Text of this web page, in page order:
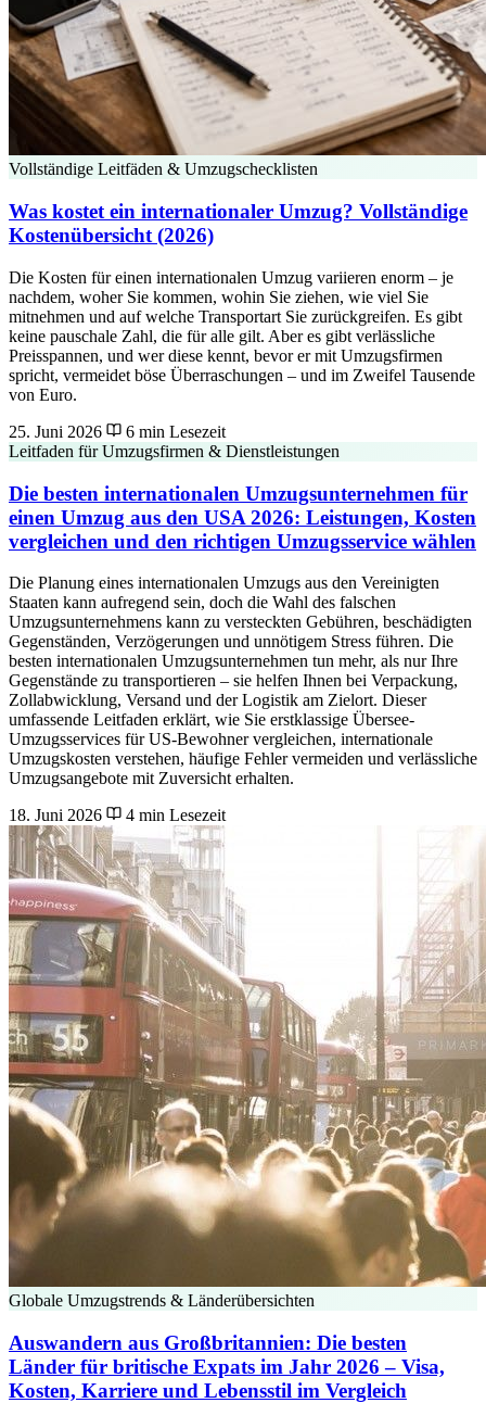
Vollständige Leitfäden & Umzugschecklisten
Was kostet ein internationaler Umzug? Vollständige
Kostenübersicht (2026)
Die Kosten für einen internationalen Umzug variieren enorm – je
nachdem, woher Sie kommen, wohin Sie ziehen, wie viel Sie
mitnehmen und auf welche Transportart Sie zurückgreifen. Es gibt
keine pauschale Zahl, die für alle gilt. Aber es gibt verlässliche
Preisspannen, und wer diese kennt, bevor er mit Umzugsfirmen
spricht, vermeidet böse Überraschungen – und im Zweifel Tausende
von Euro.
25. Juni 2026
6 min Lesezeit
Leitfaden für Umzugsfirmen & Dienstleistungen
Die besten internationalen Umzugsunternehmen für
einen Umzug aus den USA 2026: Leistungen, Kosten
vergleichen und den richtigen Umzugsservice wählen
Die Planung eines internationalen Umzugs aus den Vereinigten
Staaten kann aufregend sein, doch die Wahl des falschen
Umzugsunternehmens kann zu versteckten Gebühren, beschädigten
Gegenständen, Verzögerungen und unnötigem Stress führen. Die
besten internationalen Umzugsunternehmen tun mehr, als nur Ihre
Gegenstände zu transportieren – sie helfen Ihnen bei Verpackung,
Zollabwicklung, Versand und der Logistik am Zielort. Dieser
umfassende Leitfaden erklärt, wie Sie erstklassige Übersee-
Umzugsservices für US-Bewohner vergleichen, internationale
Umzugskosten verstehen, häufige Fehler vermeiden und verlässliche
Umzugsangebote mit Zuversicht erhalten.
18. Juni 2026
4 min Lesezeit
Globale Umzugstrends & Länderübersichten
Auswandern aus Großbritannien: Die besten
Länder für britische Expats im Jahr 2026 – Visa,
Kosten, Karriere und Lebensstil im Vergleich